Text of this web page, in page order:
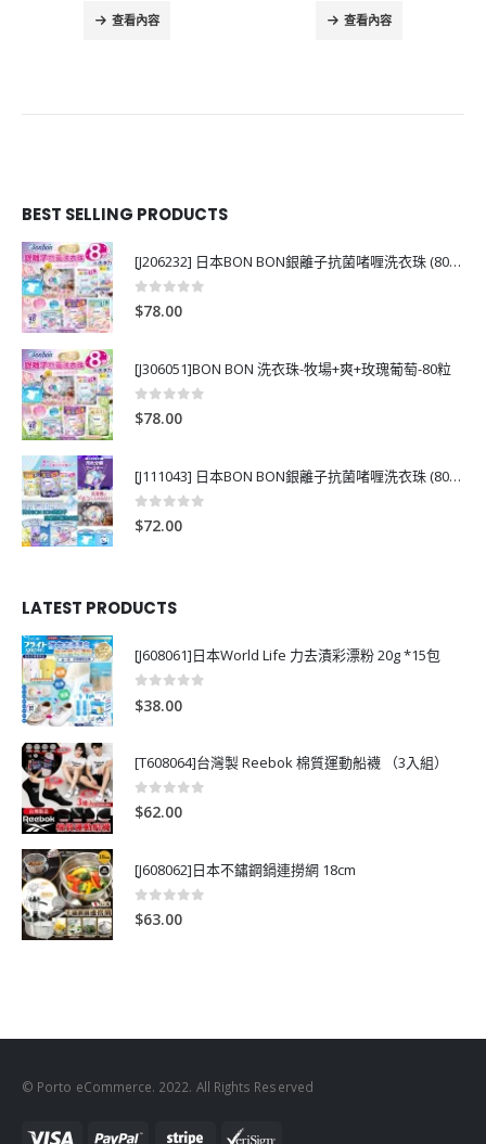
查看內容 查看內容
BEST SELLING PRODUCTS
[J206232] 日本BON BON銀離子抗菌啫喱洗衣珠 (80粒)
0out of 5
$78.00
[J306051]BON BON 洗衣珠-牧場+爽+玫瑰葡萄-80粒
0out of 5
$78.00
[J111043] 日本BON BON銀離子抗菌啫喱洗衣珠 (80粒)
0out of 5
$72.00
LATEST PRODUCTS
[J608061]日本World Life 力去漬彩漂粉 20g *15包
0
$38.00
[T608064]台灣製 Reebok 棉質運動船襪 （3入組）
0 out of 5
$62.00
[J608062]日本不鏽鋼鍋連撈網 18cm
0 out of 5
$63.00
© Porto eCommerce. 2022. All Rights Reserved